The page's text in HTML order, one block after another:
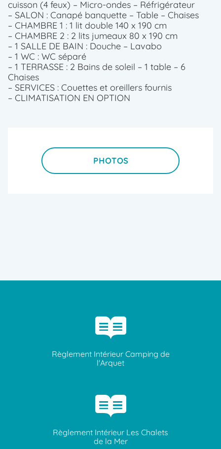
cuisson (4 feux) – Micro-ondes – Réfrigérateur
– SALON : Canapé banquette – Table – Chaises
– CHAMBRE 1 : 1 lit double 140 x 190 cm
– CHAMBRE 2 : 2 lits jumeaux 80 x 190 cm
– 1 SALLE DE BAIN : Douche – Lavabo
– 1 WC : WC séparé
– 1 TERRASSE : 2 Bains de soleil – 1 table – 6
Chaises
– SERVICES : Couettes et oreillers fournis
– CLIMATISATION EN OPTION
PHOTOS
Règlement Intérieur Camping de
l'Arquet
Règlement Intérieur Les Chalets
de la Mer